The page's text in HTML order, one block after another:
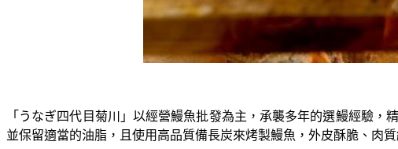
「うなぎ四代目菊川」以經營鰻魚批發為主，承襲多年的選鰻經驗
並保留適當的油脂，且使用高品質備長炭來烤製鰻魚，外皮酥脆、肉